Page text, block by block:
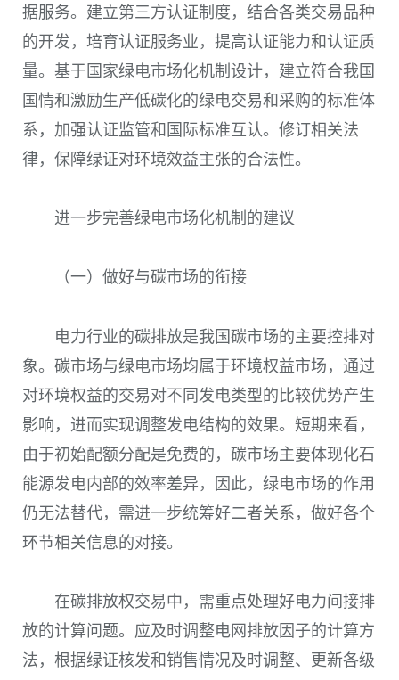
据服务。建立第三方认证制度，结合各类交易品种
的开发，培育认证服务业，提高认证能力和认证质
量。基于国家绿电市场化机制设计，建立符合我国
国情和激励生产低碳化的绿电交易和采购的标准体
系，加强认证监管和国际标准互认。修订相关法
律，保障绿证对环境效益主张的合法性。
进一步完善绿电市场化机制的建议
（一）做好与碳市场的衔接
电力行业的碳排放是我国碳市场的主要控排对
象。碳市场与绿电市场均属于环境权益市场，通过
对环境权益的交易对不同发电类型的比较优势产生
影响，进而实现调整发电结构的效果。短期来看，
由于初始配额分配是免费的，碳市场主要体现化石
能源发电内部的效率差异，因此，绿电市场的作用
仍无法替代，需进一步统筹好二者关系，做好各个
环节相关信息的对接。
在碳排放权交易中，需重点处理好电力间接排
放的计算问题。应及时调整电网排放因子的计算方
法，根据绿证核发和销售情况及时调整、更新各级